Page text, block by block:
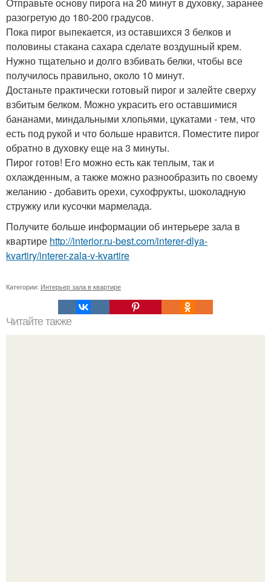
разогретую до 180-200 градусов.
Пока пирог выпекается, из оставшихся 3 белков и
половины стакана сахара сделате воздушный крем.
Нужно тщательно и долго взбивать белки, чтобы все
получилось правильно, около 10 минут.
Достаньте практически готовый пирог и залейте сверху
взбитым белком. Можно украсить его оставшимися
бананами, миндальными хлопьями, цукатами - тем, что
есть под рукой и что больше нравится. Поместите пирог
обратно в духовку еще на 3 минуты.
Пирог готов! Его можно есть как теплым, так и
охлажденным, а также можно разнообразить по своему
желанию - добавить орехи, сухофрукты, шоколадную
стружку или кусочки мармелада.
Получите больше информации об интерьере зала в
квартире http://interior.ru-best.com/interer-dlya-
kvartiry/interer-zala-v-kvartire
Категории: Интерьер зала в квартире
Читайте также